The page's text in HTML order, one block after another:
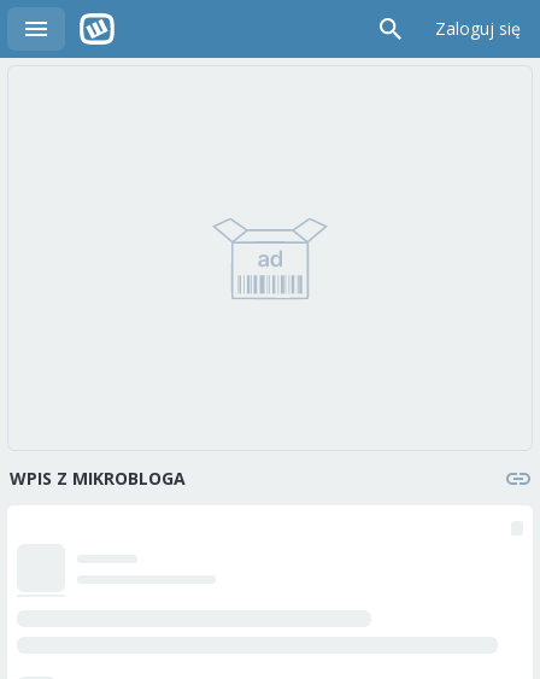
Zaloguj się
WPIS Z MIKROBLOGA